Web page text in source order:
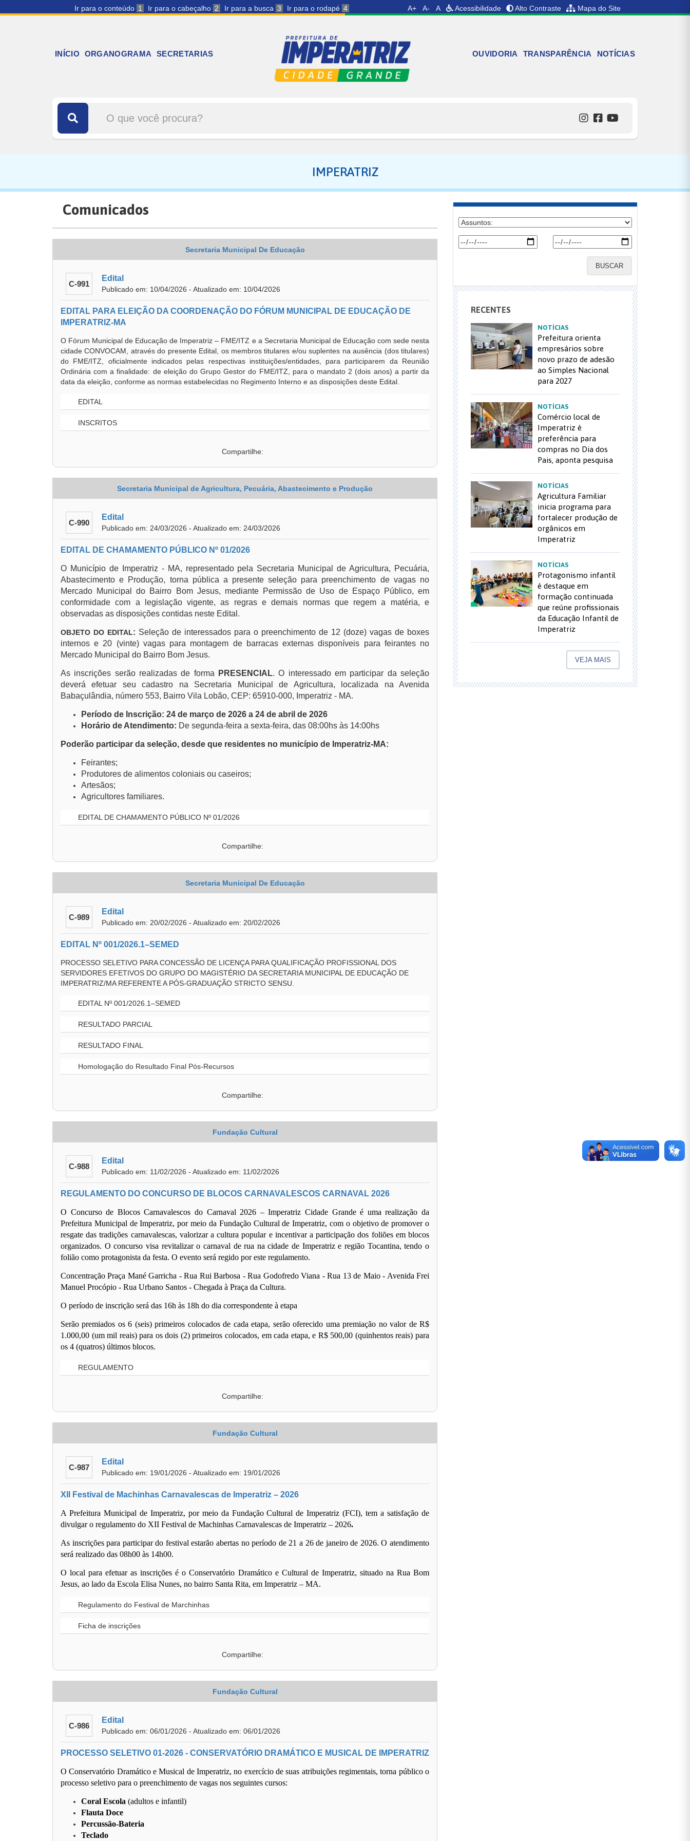
Ir para o conteúdo 1 Ir para o cabeçalho 2 Ir para a busca 3 Ir para o rodapé 4 A+ A- A Acessibilidade Alto Contraste Mapa do Site
INÍCIO ORGANOGRAMA SECRETARIAS OUVIDORIA TRANSPARÊNCIA NOTÍCIAS
IMPERATRIZ
Comunicados
Secretaria Municipal De Educação
C-991
Edital
Publicado em: 10/04/2026 - Atualizado em: 10/04/2026
EDITAL PARA ELEIÇÃO DA COORDENAÇÃO DO FÓRUM MUNICIPAL DE EDUCAÇÃO DE
IMPERATRIZ-MA
O Fórum Municipal de Educação de Imperatriz – FME/ITZ e a Secretaria Municipal de Educação com sede nesta
cidade CONVOCAM, através do presente Edital, os membros titulares e/ou suplentes na ausência (dos titulares)
do FME/ITZ, oficialmente indicados pelas respectivas instituições/entidades, para participarem da Reunião
Ordinária com a finalidade: de eleição do Grupo Gestor do FME/ITZ, para o mandato 2 (dois anos) a partir da
data da eleição, conforme as normas estabelecidas no Regimento Interno e as disposições deste Edital.
EDITAL
INSCRITOS
Compartilhe:
Secretaria Municipal de Agricultura, Pecuária, Abastecimento e Produção
C-990
Edital
Publicado em: 24/03/2026 - Atualizado em: 24/03/2026
EDITAL DE CHAMAMENTO PÚBLICO Nº 01/2026
O Município de Imperatriz - MA, representado pela Secretaria Municipal de Agricultura, Pecuária,
Abastecimento e Produção, torna pública a presente seleção para preenchimento de vagas no
Mercado Municipal do Bairro Bom Jesus, mediante Permissão de Uso de Espaço Público, em
conformidade com a legislação vigente, as regras e demais normas que regem a matéria, e
observadas as disposições contidas neste Edital.
OBJETO DO EDITAL: Seleção de interessados para o preenchimento de 12 (doze) vagas de boxes
internos e 20 (vinte) vagas para montagem de barracas externas disponíveis para feirantes no
Mercado Municipal do Bairro Bom Jesus.
As inscrições serão realizadas de forma PRESENCIAL. O interessado em participar da seleção
deverá efetuar seu cadastro na Secretaria Municipal de Agricultura, localizada na Avenida
Babaçulândia, número 553, Bairro Vila Lobão, CEP: 65910-000, Imperatriz - MA.
Período de Inscrição: 24 de março de 2026 a 24 de abril de 2026
Horário de Atendimento: De segunda-feira a sexta-feira, das 08:00hs às 14:00hs
Poderão participar da seleção, desde que residentes no município de Imperatriz-MA:
Feirantes;
Produtores de alimentos coloniais ou caseiros;
Artesãos;
Agricultores familiares.
EDITAL DE CHAMAMENTO PÚBLICO Nº 01/2026
Compartilhe:
Secretaria Municipal De Educação
C-989
Edital
Publicado em: 20/02/2026 - Atualizado em: 20/02/2026
EDITAL Nº 001/2026.1–SEMED
PROCESSO SELETIVO PARA CONCESSÃO DE LICENÇA PARA QUALIFICAÇÃO PROFISSIONAL DOS
SERVIDORES EFETIVOS DO GRUPO DO MAGISTÉRIO DA SECRETARIA MUNICIPAL DE EDUCAÇÃO DE
IMPERATRIZ/MA REFERENTE A PÓS-GRADUAÇÃO STRICTO SENSU.
EDITAL Nº 001/2026.1–SEMED
RESULTADO PARCIAL
RESULTADO FINAL
Homologação do Resultado Final Pós-Recursos
Compartilhe:
Fundação Cultural
C-988
Edital
Publicado em: 11/02/2026 - Atualizado em: 11/02/2026
REGULAMENTO DO CONCURSO DE BLOCOS CARNAVALESCOS CARNAVAL 2026
O Concurso de Blocos Carnavalescos do Carnaval 2026 – Imperatriz Cidade Grande é uma realização da
Prefeitura Municipal de Imperatriz, por meio da Fundação Cultural de Imperatriz, com o objetivo de promover o
resgate das tradições carnavalescas, valorizar a cultura popular e incentivar a participação dos foliões em blocos
organizados. O concurso visa revitalizar o carnaval de rua na cidade de Imperatriz e região Tocantina, tendo o
folião como protagonista da festa. O evento será regido por este regulamento.
Concentração Praça Mané Garricha - Rua Rui Barbosa - Rua Godofredo Viana - Rua 13 de Maio - Avenida Frei
Manuel Procópio - Rua Urbano Santos - Chegada à Praça da Cultura.
O período de inscrição será das 16h às 18h do dia correspondente à etapa
Serão premiados os 6 (seis) primeiros colocados de cada etapa, serão oferecido uma premiação no valor de R$
1.000,00 (um mil reais) para os dois (2) primeiros colocados, em cada etapa, e R$ 500,00 (quinhentos reais) para
os 4 (quatros) últimos blocos.
REGULAMENTO
Compartilhe:
Fundação Cultural
C-987
Edital
Publicado em: 19/01/2026 - Atualizado em: 19/01/2026
XII Festival de Machinhas Carnavalescas de Imperatriz – 2026
A Prefeitura Municipal de Imperatriz, por meio da Fundação Cultural de Imperatriz (FCI), tem a satisfação de
divulgar o regulamento do XII Festival de Machinhas Carnavalescas de Imperatriz – 2026.
As inscrições para participar do festivalestarão abertas no período de 21 a 26 de janeiro de 2026. O atendimento
será realizado das 08h00 às 14h00.
O local para efetuar as inscrições é oConservatório Dramático e Cultural de Imperatriz, situado na Rua Bom
Jesus, ao lado da Escola Elisa Nunes, no bairro Santa Rita, em Imperatriz – MA.
Regulamento do Festival de Marchinhas
Ficha de inscrições
Compartilhe:
Fundação Cultural
C-986
Edital
Publicado em: 06/01/2026 - Atualizado em: 06/01/2026
PROCESSO SELETIVO 01-2026 - CONSERVATÓRIO DRAMÁTICO E MUSICAL DE IMPERATRIZ
O Conservatório Dramático e Musical de Imperatriz, no exercício de suas atribuições regimentais, torna público o
processo seletivo para o preenchimento de vagas nos seguintes cursos:
Coral Escola (adultos e infantil)
Flauta Doce
Percussão-Bateria
Teclado
BUSCAR
RECENTES
NOTÍCIAS
Prefeitura orienta
empresários sobre
novo prazo de adesão
ao Simples Nacional
para 2027
NOTÍCIAS
Comércio local de
Imperatriz é
preferência para
compras no Dia dos
Pais, aponta pesquisa
NOTÍCIAS
Agricultura Familiar
inicia programa para
fortalecer produção de
orgânicos em
Imperatriz
NOTÍCIAS
Protagonismo infantil
é destaque em
formação continuada
que reúne profissionais
da Educação Infantil de
Imperatriz
VEJA MAIS